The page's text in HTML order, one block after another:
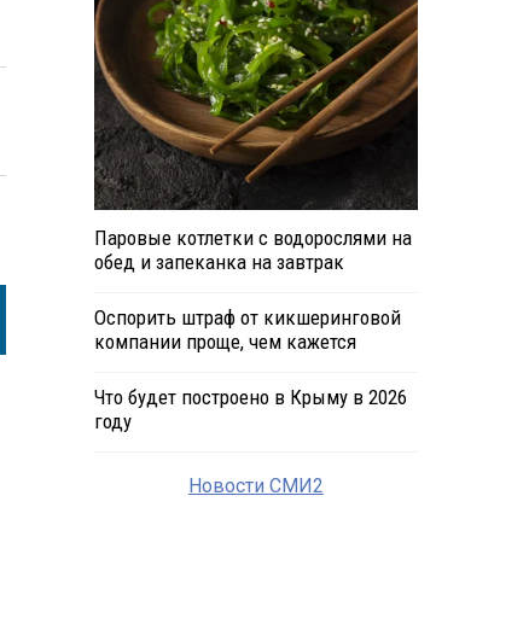
Паровые котлетки с водорослями на
обед и запеканка на завтрак
Оспорить штраф от кикшеринговой
компании проще, чем кажется
Что будет построено в Крыму в 2026
году
Новости СМИ2